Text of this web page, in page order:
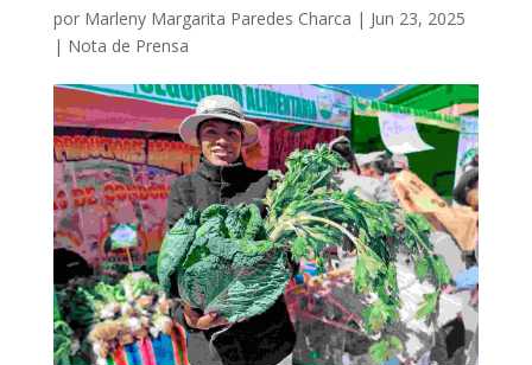
por Marleny Margarita Paredes Charca | Jun 23, 2025
| Nota de Prensa